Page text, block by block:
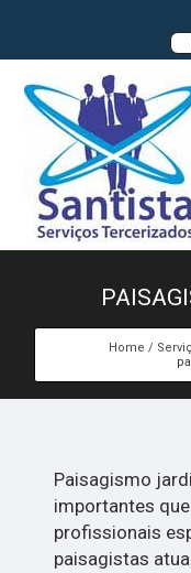
Home
Paisagismo
importantes
profissionais
paisagistas